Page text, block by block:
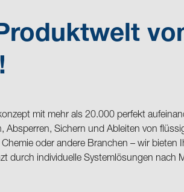
!
mit mehr als 20.000 perfekt
Absperren, Sichern und Ableiten von
oder andere Branchen – wir bieten
durch individuelle Systemlösungen nach